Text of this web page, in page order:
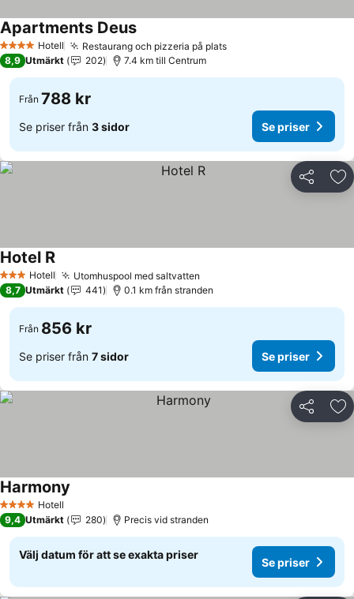
4 StjärnorHotell Restaurang och pizzeria på plats
Apartments Deus
8,9 Utmärkt 202 7.4 km till Centrum
Från 788 kr
Se priser från 3 sidor Se priser
Dela
3 StjärnorHotell Utomhuspool med saltvatten
Hotel R
8,7 Utmärkt 441 0.1 km från stranden
Från 856 kr
Se priser från 7 sidor Se priser
Dela
4 StjärnorHotell
Harmony
9,4 Utmärkt 280 Precis vid stranden
Välj datum för att se exakta priser
Se priser